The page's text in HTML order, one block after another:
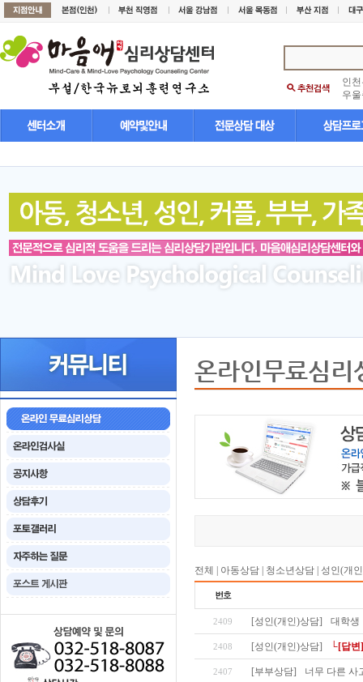
인
우
온라인무료심리
전체 아동상담 청소년상담 성인(개
2409 [성인(개인)상담] 대학생
2408 [성인(개인)상담] └[답변]
2407 [부부상담] 너무 다른 사